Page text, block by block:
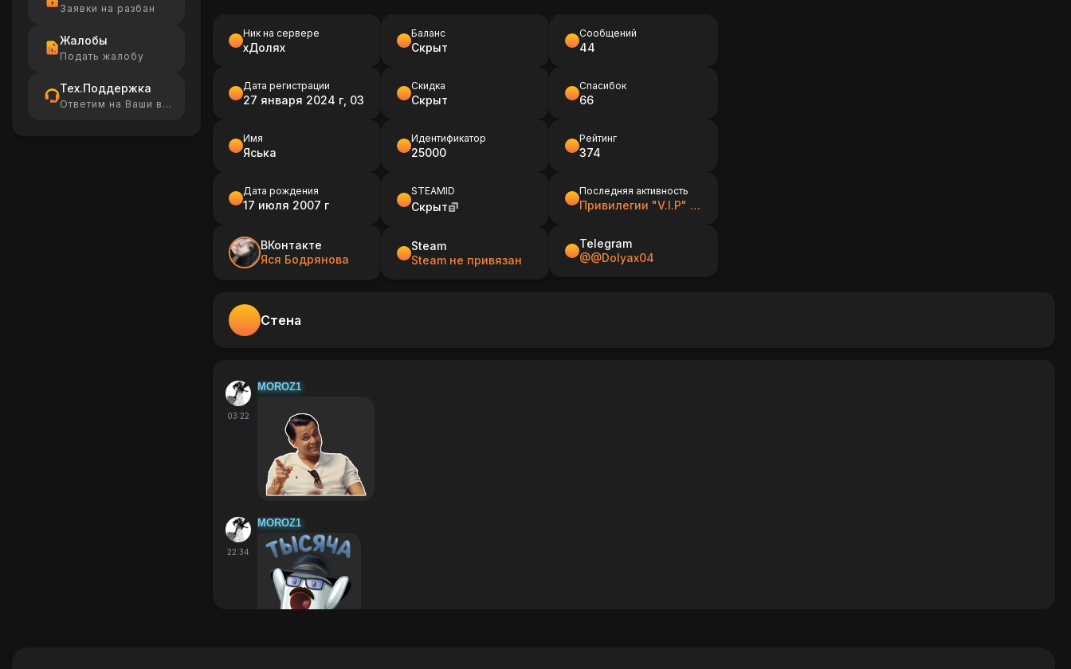
Заявки на разбан
Жалобы
Подать жалобу
Тех.Поддержка
Ответим на Ваши вопросы
Ник на сервере
хДолях
Дата регистрации
27 января 2024 г, 03:28
Имя
Яська
Дата рождения
17 июля 2007 г
ВКонтакте
Яся Бодрянова
Баланс
Скрыт
Скидка
Скрыт
Идентификатор
25000
STEAMID
Скрыт
Steam
Steam не привязан
Сообщений
44
Спасибок
66
Рейтинг
374
Последняя активность
Привилегии "V.I.P" девушкам бесплатно!
Telegram
@@Dolyax04
Стена
03:22
MOROZ1
22:34
MOROZ1